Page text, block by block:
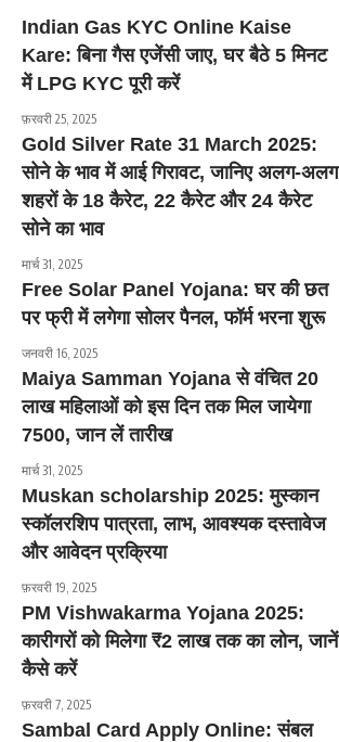
Indian Gas KYC Online Kaise
Kare: बिना गैस एजेंसी जाए, घर बैठे 5 मिनट
में LPG KYC पूरी करें
फ़रवरी 25, 2025
Gold Silver Rate 31 March 2025:
सोने के भाव में आई गिरावट, जानिए अलग-अलग
शहरों के 18 कैरेट, 22 कैरेट और 24 कैरेट
सोने का भाव
मार्च 31, 2025
Free Solar Panel Yojana: घर की छत
पर फ्री में लगेगा सोलर पैनल, फॉर्म भरना शुरू
जनवरी 16, 2025
Maiya Samman Yojana से वंचित 20
लाख महिलाओं को इस दिन तक मिल जायेगा
7500, जान लें तारीख
मार्च 31, 2025
Muskan scholarship 2025: मुस्कान
स्कॉलरशिप पात्रता, लाभ, आवश्यक दस्तावेज
और आवेदन प्रक्रिया
फ़रवरी 19, 2025
PM Vishwakarma Yojana 2025:
कारीगरों को मिलेगा ₹2 लाख तक का लोन, जानें
कैसे करें
फ़रवरी 7, 2025
Sambal Card Apply Online: संबल